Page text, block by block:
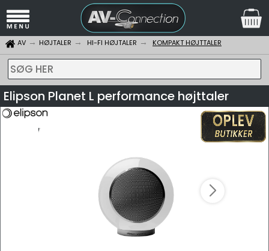
AV HØJTALER HI-FI HØJTALER KOMPAKT HØJTTALER
SØG HER
Elipson Planet L performance højttaler